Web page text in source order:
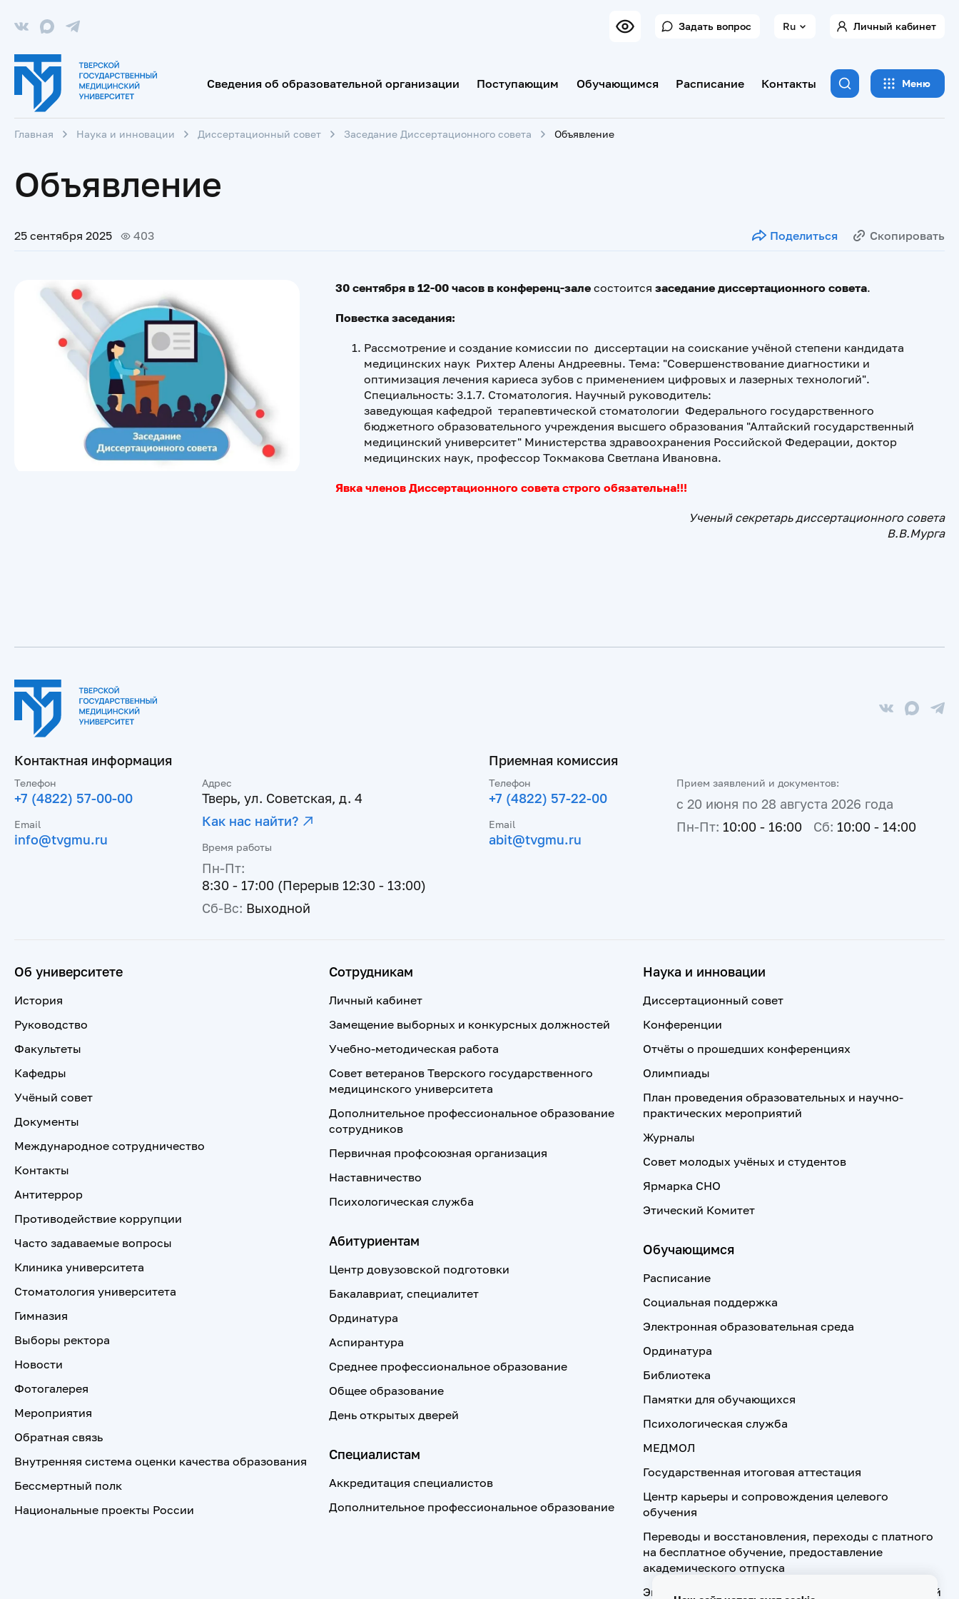
Задать вопрос Ru Личный кабинет
Сведения об образовательной организации Поступающим Обучающимся Расписание Контакты Меню
Главная Наука и инновации Диссертационный совет Заседание Диссертационного совета Объявление
Объявление
25 сентября 2025 403 Поделиться Скопировать
30 сентября в 12-00 часов в конференц-зале состоится заседание диссертационного совета.
Повестка заседания:
Рассмотрение и создание комиссии по диссертации на соискание учёной степени кандидата
медицинских наук Рихтер Алены Андреевны. Тема: "Совершенствование диагностики и
оптимизация лечения кариеса зубов с применением цифровых и лазерных технологий".
Специальность: 3.1.7. Стоматология. Научный руководитель:
заведующая кафедрой терапевтической стоматологии Федерального государственного
бюджетного образовательного учреждения высшего образования "Алтайский государственный
медицинский университет" Министерства здравоохранения Российской Федерации, доктор
медицинских наук, профессор Токмакова Светлана Ивановна.
Явка членов Диссертационного совета строго обязательна!!!
Ученый секретарь диссертационного совета
В.В.Мурга
Контактная информация
Телефон
+7 (4822) 57-00-00
Email
info@tvgmu.ru
Адрес
Тверь, ул. Советская, д. 4
Как нас найти?
Время работы
Пн-Пт:
8:30 - 17:00 (Перерыв 12:30 - 13:00)
Сб-Вс: Выходной
Приемная комиссия
Телефон
+7 (4822) 57-22-00
Email
abit@tvgmu.ru
Прием заявлений и документов:
с 20 июня по 28 августа 2026 года
Пн-Пт: 10:00 - 16:00 Сб: 10:00 - 14:00
Об университете
История
Руководство
Факультеты
Кафедры
Учёный совет
Документы
Международное сотрудничество
Контакты
Антитеррор
Противодействие коррупции
Часто задаваемые вопросы
Клиника университета
Стоматология университета
Гимназия
Выборы ректора
Новости
Фотогалерея
Мероприятия
Обратная связь
Внутренняя система оценки качества образования
Бессмертный полк
Национальные проекты России
Сотрудникам
Личный кабинет
Замещение выборных и конкурсных должностей
Учебно-методическая работа
Совет ветеранов Тверского государственного
медицинского университета
Дополнительное профессиональное образование
сотрудников
Первичная профсоюзная организация
Наставничество
Психологическая служба
Абитуриентам
Центр довузовской подготовки
Бакалавриат, специалитет
Ординатура
Аспирантура
Среднее профессиональное образование
Общее образование
День открытых дверей
Специалистам
Аккредитация специалистов
Дополнительное профессиональное образование
Наука и инновации
Диссертационный совет
Конференции
Отчёты о прошедших конференциях
Олимпиады
План проведения образовательных и научно-
практических мероприятий
Журналы
Совет молодых учёных и студентов
Ярмарка СНО
Этический Комитет
Обучающимся
Расписание
Социальная поддержка
Электронная образовательная среда
Ординатура
Библиотека
Памятки для обучающихся
Психологическая служба
МЕДМОЛ
Государственная итоговая аттестация
Центр карьеры и сопровождения целевого
обучения
Переводы и восстановления, переходы с платного
на бесплатное обучение, предоставление
академического отпуска
Экзамен по допуску к осуществлению медицинской